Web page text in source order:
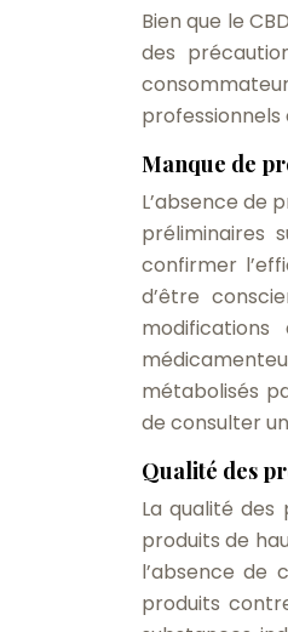
Bien que le
des
Manque de
L’absence de
préliminaires
confirmer
d’être
métabolisés
de consulter
Qualité des
La qualité
produits de
l’absence de
produits